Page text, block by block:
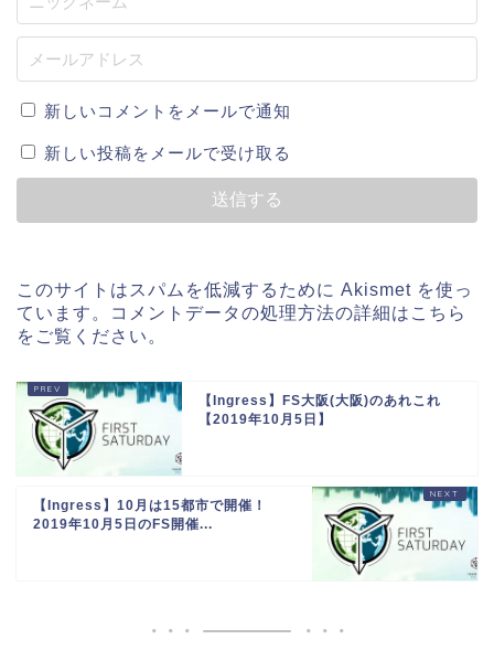
新しいコメントをメールで通知
新しい投稿をメールで受け取る
このサイトはスパムを低減するために Akismet を使っ
ています。
コメントデータの処理方法の詳細はこちら
をご覧ください 。
【Ingress】FS大阪(大阪)のあれこれ
【2019年10月5日】
【Ingress】10月は15都市で開催！
2019年10月5日のFS開催...